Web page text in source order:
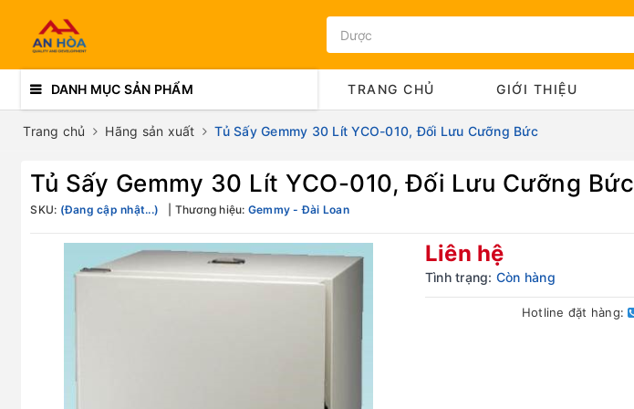
DANH MỤC SẢN PHẨM TRANG CHỦ GIỚI THIỆU
Trang chủ Hãng sản xuất Tủ Sấy Gemmy 30 Lít YCO-010, Đối Lưu Cưỡng Bức
Tủ Sấy Gemmy 30 Lít YCO-010, Đối Lưu Cưỡng Bức
SKU: (Đang cập nhật...) Thương hiệu: Gemmy - Đài Loan
Liên hệ
Tình trạng: Còn hàng
Hotline đặt hàng: